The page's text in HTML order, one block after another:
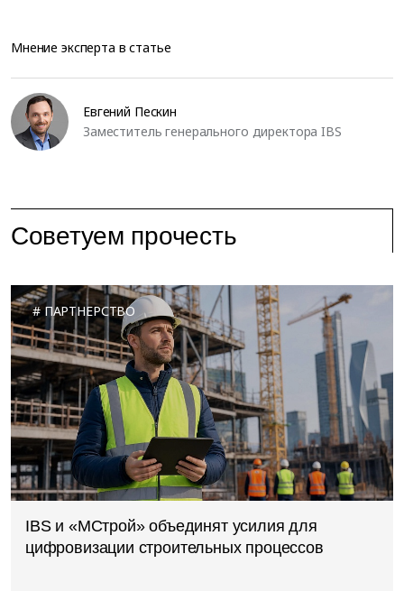
Мнение эксперта в статье
Евгений Пескин
Заместитель генерального директора IBS
Советуем прочесть
ПАРТНЕРСТВО
IBS и «МСтрой» объединят усилия для
цифровизации строительных процессов